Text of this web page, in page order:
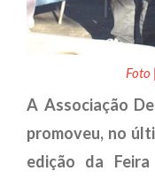
Foto
A Associação
promoveu, no
edição da